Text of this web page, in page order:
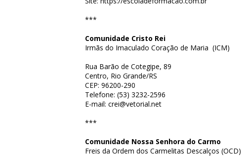
***
Comunidade Cristo Rei
Irmãs do Imaculado Coração de Maria (ICM)
Rua Barão de Cotegipe, 89
Centro, Rio Grande/RS
CEP: 96200-290
Telefone: (53) 3232-2596
E-mail: crei@vetorial.net
***
Comunidade Nossa Senhora do Carmo
Freis da Ordem dos Carmelitas Descalços (OCD)